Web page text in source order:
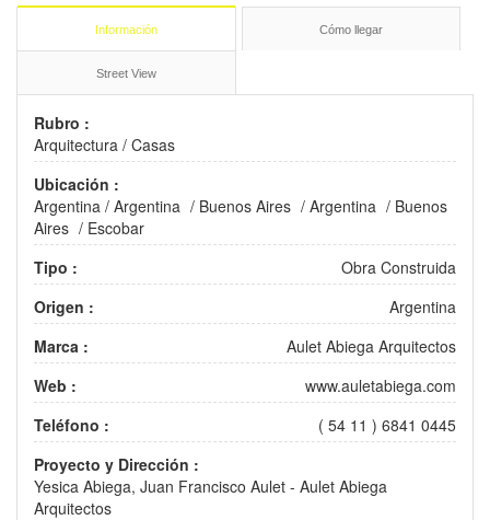
Información Cómo llegar
Street View
Rubro :
Arquitectura / Casas
Ubicación :
Argentina / Argentina / Buenos Aires / Argentina / Buenos
Aires / Escobar
Tipo :
Obra Construida
Origen :
Argentina
Marca :
Aulet Abiega Arquitectos
Web :
www.auletabiega.com
Teléfono :
( 54 11 ) 6841 0445
Proyecto y Dirección :
Yesica Abiega, Juan Francisco Aulet - Aulet Abiega
Arquitectos